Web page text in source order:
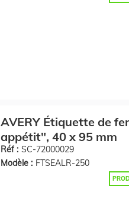
AVERY Étiquette de
appétit", 40 x 95 mm
Réf : SC-72000029
Modèle : FTSEALR-250